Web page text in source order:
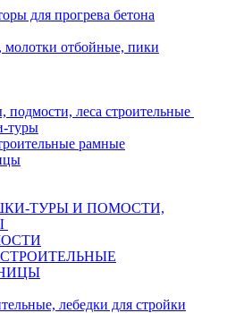
для прогрева бетона
молотки отбойные, пики
леса строительные
туры
рамные
ТУРЫ И ПОМОСТИ,
лебедки для стройки